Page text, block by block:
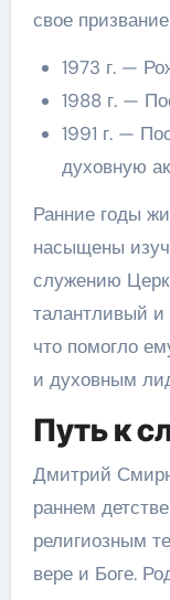
свое
1973 г. —
1988 г. —
1991 г. —
духовную
Ранние годы
насыщены
служению
талантливый
что помогло
и духовным
Путь к
Дмитрий
раннем
религиозным
вере и Боге.